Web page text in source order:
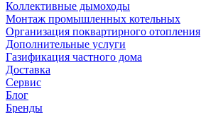
Коллективные дымоходы
Монтаж промышленных котельных
Организация поквартирного отопления
Дополнительные услуги
Газификация частного дома
Доставка
Сервис
Блог
Бренды